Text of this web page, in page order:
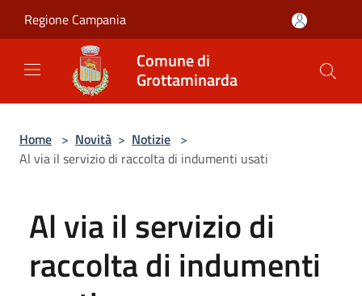
Regione Campania
Comune di
Grottaminarda
Home > Novità > Notizie >
Al via il servizio di raccolta di indumenti usati
Al via il servizio di
raccolta di indumenti